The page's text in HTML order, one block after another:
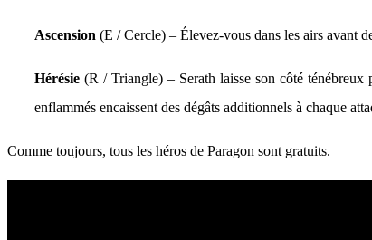
Ascension (E / Cercle) – Élevez-vous dans les airs avant
Hérésie (R / Triangle) – Serath laisse son côté ténébreux
enflammés encaissent des dégâts additionnels à chaque
Comme toujours, tous les héros de Paragon sont gratuits.